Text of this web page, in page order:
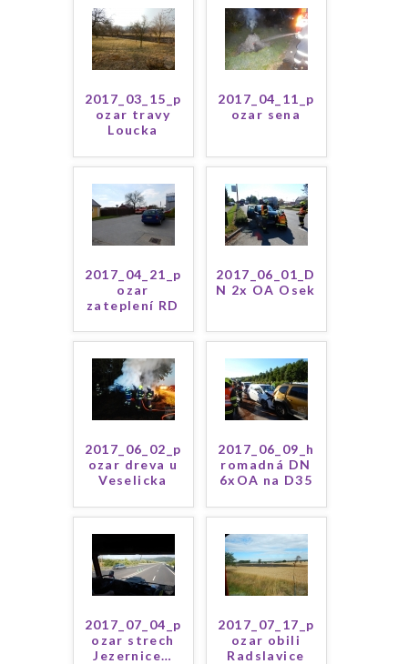
2017_03_15_p
ozar travy
Loucka
2017_04_11_p
ozar sena
2017_04_21_p
ozar
zateplení RD
2017_06_01_D
N 2x OA Osek
2017_06_02_p
ozar dreva u
Veselicka
2017_06_09_h
romadná DN
6xOA na D35
2017_07_04_p
ozar strech
Jezernice…
2017_07_17_p
ozar obili
Radslavice